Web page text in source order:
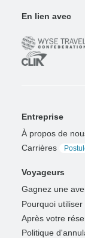
En lien avec
Entreprise
À propos de
Carrières
Voyageurs
Gagnez une
Pourquoi
Après votre
Politique